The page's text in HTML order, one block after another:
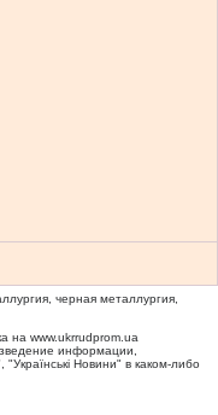
черная металлургия,
на www.ukrrudprom.ua
информации,
Новини" в каком-либо